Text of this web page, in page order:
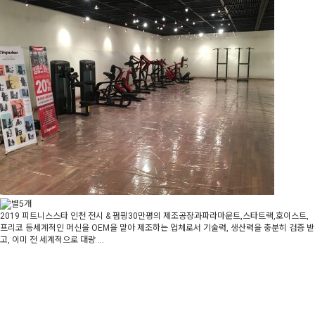
2019 피트니스스타 인천 전시 & 펌핑30만평의 제조공장과파라마운트,스타트랙,호이스트,
프리코 등세계적인 머신을 OEM을 맡아 제조하는 업체로서 기술력, 생산력을 충분히 검증 받
고, 이미 전 세계적으로 대량 ...